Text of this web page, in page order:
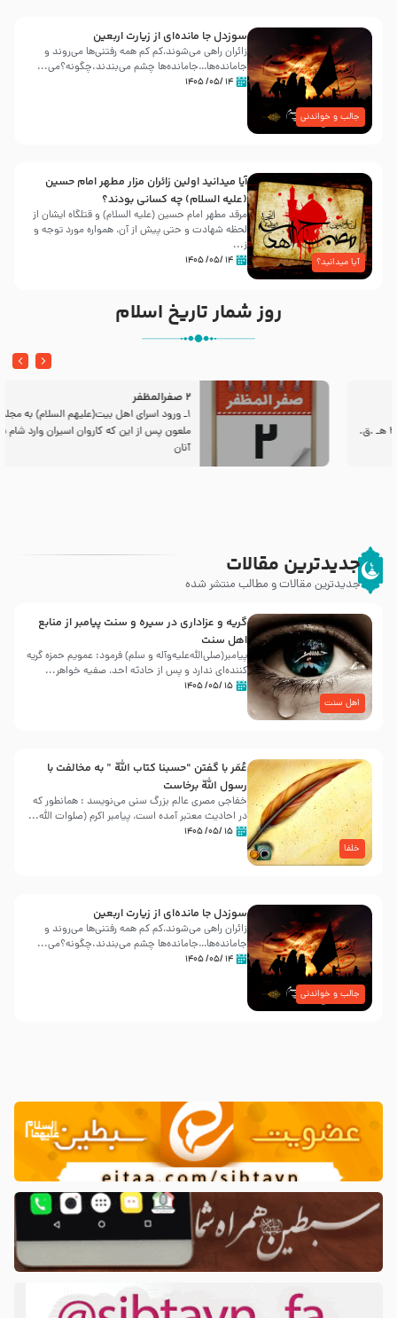
جالب و خواندنی
سوزدل جا مانده‌ای از زیارت اربعین
زائران راهی می‌شوند،کم‌ کم همه رفتنی‌ها می‌روند و
جامانده‌ها…جامانده‌ها چشم می‌بندند.چگونه؟می‌...
۱۴ /۰۵/ ۱۴۰۵
آیا میدانید؟
آیا میدانید اولین زائران مزار مطهر امام حسین
(علیه السلام) چه کسانی بودند؟
مرقد مطهر امام حسین (علیه السلام) و قتلگاه ایشان از
لحظه شهادت و حتی پیش از آن، همواره مورد توجه و
ز...
۱۴ /۰۵/ ۱۴۰۵
روز شمار تاریخ اسلام
2 صفرالمظفر
1ـ ورود اسراى اهل بیت‌(علیهم السلام) به مجلس یزید
ملعون پس از این كه كاروان اسیران وارد شام شدند،
جدیدترین مقالات
جدیدترین مقالات و مطالب منتشر شده
اهل سنت
گریه و عزاداری در سیره و سنت پیامبر از منابع
اهل سنت
پیامبر(صلی‌الله‌علیه‌وآله و سلم) فرمود: عمویم حمزه گریه
کننده‌ای ندارد و پس از حادثه احد، صفیه خواهر...
۱۵ /۰۵/ ۱۴۰۵
خلفا
عُمَر با گفتن “حسبنا كتاب اللّه ” به مخالفت با
رسول اللّه برخاست
خفاجی مصری عالم بزرگ سنی می‌نویسد : همانطور که
در احادیث معتبر آمده است، پیامبر اکرم (صلوات اللّه...
۱۵ /۰۵/ ۱۴۰۵
جالب و خواندنی
سوزدل جا مانده‌ای از زیارت اربعین
زائران راهی می‌شوند،کم‌ کم همه رفتنی‌ها می‌روند و
جامانده‌ها…جامانده‌ها چشم می‌بندند.چگونه؟می‌...
۱۴ /۰۵/ ۱۴۰۵